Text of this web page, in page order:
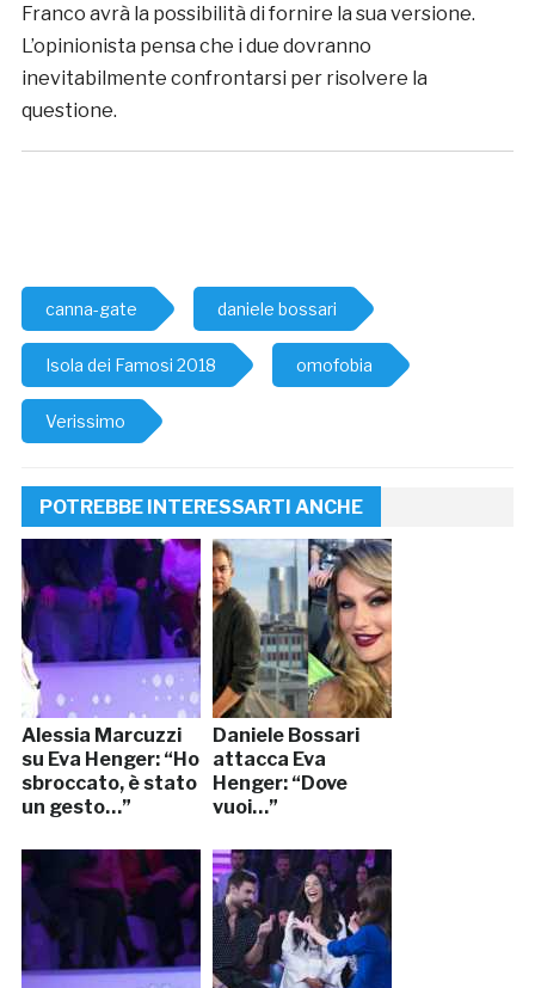
Franco avrà la possibilità di fornire la sua versione.
L’opinionista pensa che i due dovranno
inevitabilmente confrontarsi per risolvere la
questione.
canna-gate daniele bossari
Isola dei Famosi 2018 omofobia
Verissimo
POTREBBE INTERESSARTI ANCHE
Alessia Marcuzzi
su Eva Henger: “Ho
sbroccato, è stato
un gesto…”
Daniele Bossari
attacca Eva
Henger: “Dove
vuoi…”